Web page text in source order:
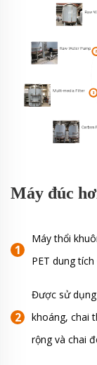
Máy đúc
Máy thổi
PET dung tích
Được sử
khoáng, chai
rộng và chai